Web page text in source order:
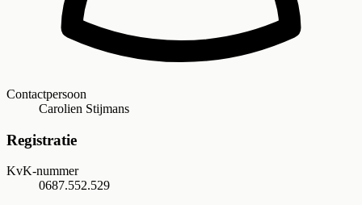
Contactpersoon
Carolien Stijmans
Registratie
KvK-nummer
0687.552.529